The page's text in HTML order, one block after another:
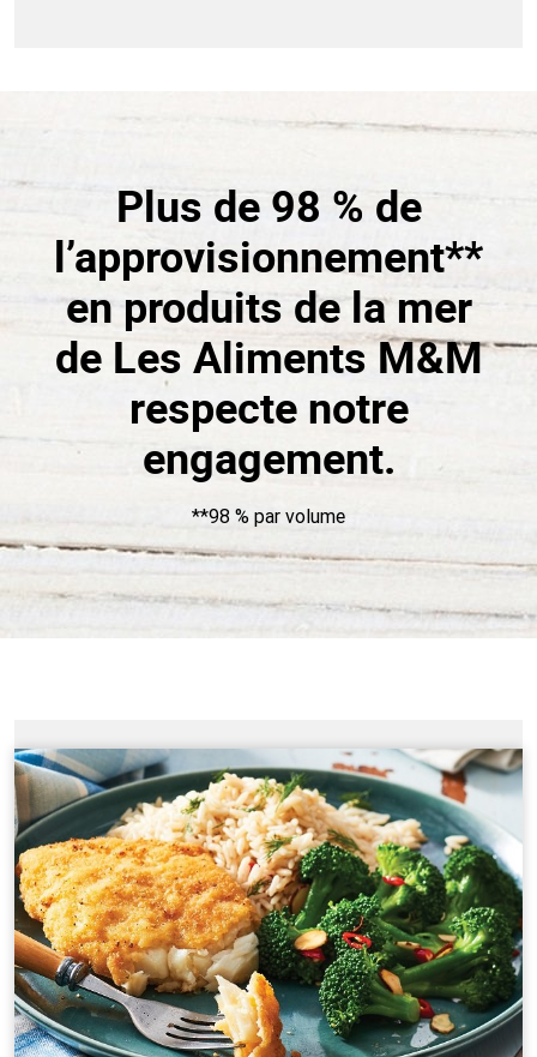
Plus de 98 % de
l’approvisionnement**
en produits de la mer
de Les Aliments M&M
respecte notre
engagement.
**98 % par volume